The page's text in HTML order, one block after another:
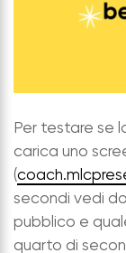
Per testare se
carica uno
(
secondi vedi
pubblico e
quarto di